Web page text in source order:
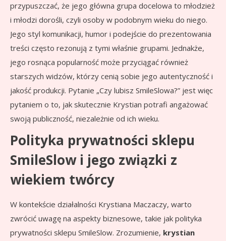
przypuszczać, że jego główna grupa docelowa to młodzież
i młodzi dorośli, czyli osoby w podobnym wieku do niego.
Jego styl komunikacji, humor i podejście do prezentowania
treści często rezonują z tymi właśnie grupami. Jednakże,
jego rosnąca popularność może przyciągać również
starszych widzów, którzy cenią sobie jego autentyczność i
jakość produkcji. Pytanie „Czy lubisz SmileSlowa?” jest więc
pytaniem o to, jak skutecznie Krystian potrafi angażować
swoją publiczność, niezależnie od ich wieku.
Polityka prywatności sklepu
SmileSlow i jego związki z
wiekiem twórcy
W kontekście działalności Krystiana Maczaczy, warto
zwrócić uwagę na aspekty biznesowe, takie jak polityka
prywatności sklepu SmileSlow. Zrozumienie, krystian